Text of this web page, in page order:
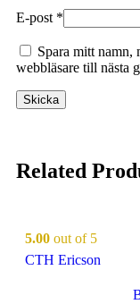
E-post *
Spara mitt namn,
webbläsare till nästa
Related
5.00 out of 5
CTH Ericson